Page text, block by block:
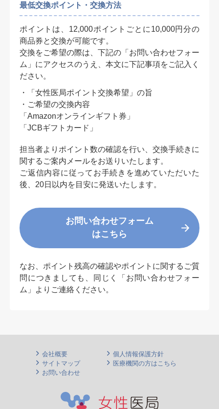
最低交換ポイント・交換方法
ポイントは、12,000ポイントごとに10,000円分の
商品券と交換が可能です。
交換をご希望の際は、下記の「お問い合わせフォー
ム」にアクセスのうえ、本文に下記事項をご記入く
ださい。
・「女性医局ポイント交換希望」の旨
・ご希望の交換内容
「Amazonオンラインギフト券」
「JCBギフトカード」
担当者よりポイント数の確認を行い、交換手続きに
関するご案内メールをお送りいたします。
ご返信内容に従ってお手続きを進めていただいた
後、20日以内を目安に発送いたします。
お問い合わせフォーム
はこちら
なお、ポイント残高の確認やポイントに関するご質
問につきましても、同じく「お問い合わせフォー
ム」よりご連絡ください。
会社概要
個人情報保護方針
サイトマップ
医療機関の方はこちら
お問い合わせ